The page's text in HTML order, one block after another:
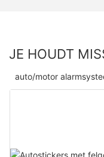
JE HOUDT
auto/motor